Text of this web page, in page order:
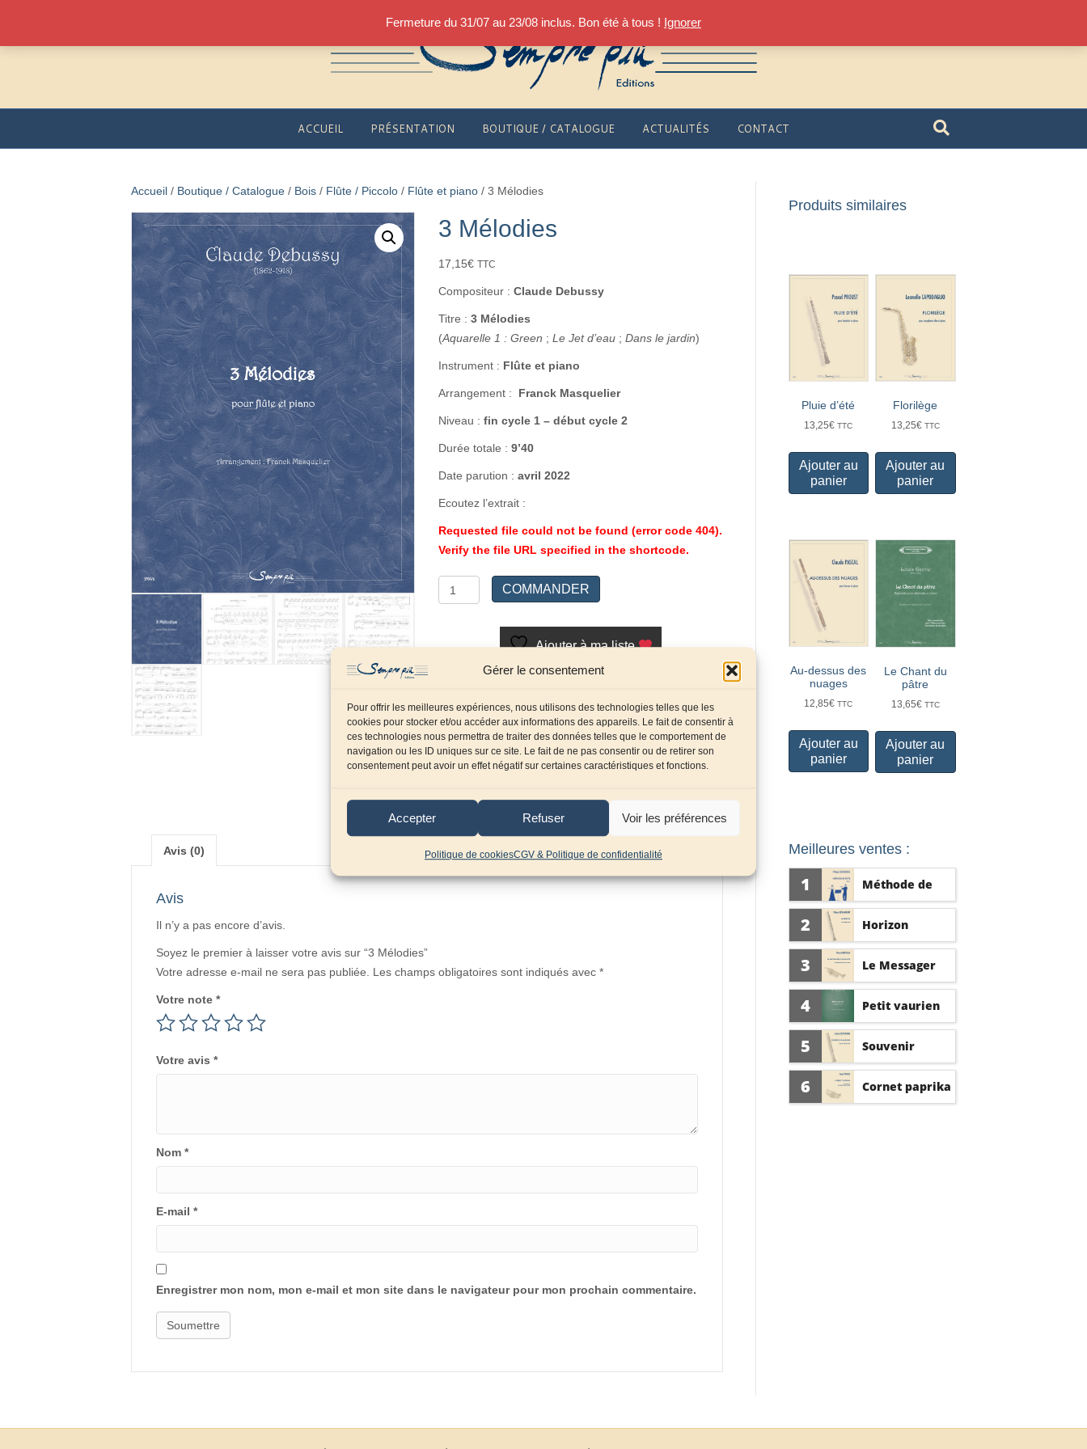
Gérer le consentement
Pour offrir les meilleures expériences, nous utilisons des technologies telles que les
cookies pour stocker et/ou accéder aux informations des appareils. Le fait de consentir à
ces technologies nous permettra de traiter des données telles que le comportement de
navigation ou les ID uniques sur ce site. Le fait de ne pas consentir ou de retirer son
consentement peut avoir un effet négatif sur certaines caractéristiques et fonctions.
Accepter Refuser Voir les préférences
Politique de cookiesCGV & Politique de confidentialité
Fermeture du 31/07 au 23/08 inclus. Bon été à tous ! Ignorer
ACCUEIL PRÉSENTATION BOUTIQUE / CATALOGUE ACTUALITÉS CONTACT
Accueil / Boutique / Catalogue / Bois / Flûte / Piccolo / Flûte et piano / 3 Mélodies
3 Mélodies
17,15€ TTC
Compositeur :Claude Debussy
Titre :3 Mélodies
(Aquarelle 1 : Green ;Le Jet d’eau ;Dans le jardin)
Instrument : Flûte et piano
Arrangement : Franck Masquelier
Niveau :fin cycle 1 – début cycle 2
Durée totale :9’40
Date parution :avril 2022
Ecoutez l’extrait :
Requested file could not be found (error code 404).
Verify the file URL specified in the shortcode.
quantité
de
COMMANDER
Ajouter à ma liste
Piccolo,Flûte et piano Compositeur :Debussy
Claude
Avis (0)
Avis
Il n’y a pas encore d’avis.
Soyez le premier à laisser votre avis sur “3 Mélodies”
Votre adresse e-mail ne sera pas publiée.
Les champs obligatoires sont indiqués avec *
Votre note *
Votre avis *
Nom *
E-mail *
Enregistrer mon nom, mon e-mail et mon site dans le navigateur pour mon prochain commentaire.
Produits similaires
Pluie d’été
13,25€ TTC
Ajouter au
panier
Florilège
13,25€ TTC
Ajouter au
panier
Au-dessus des
nuages
12,85€ TTC
Ajouter au
panier
Le Chant du
pâtre
13,65€ TTC
Ajouter au
panier
Meilleures ventes :
1 Méthode de
2 Horizon
3 Le Messager
4 Petit vaurien
5 Souvenir
6 Cornet paprika